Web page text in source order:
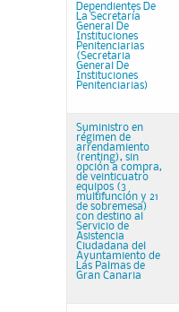
Dependientes De
La Secretaría
General De
Instituciones
Penitenciarias
(Secretaria
General De
Instituciones
Penitenciarias)
Suministro en
régimen de
arrendamiento
(renting), sin
opción a compra,
de veinticuatro
equipos (3
multifunción y 21
de sobremesa)
con destino al
Servicio de
Asistencia
Ciudadana del
Ayuntamiento de
Las Palmas de
Gran Canaria